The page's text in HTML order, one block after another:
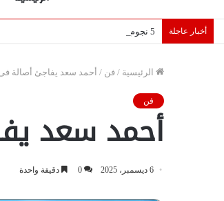
أخبار عاجلة 5 نجوم عرب يخطفون الأضواء بسوق الانتقالات الأوروبية 2026.. “رؤية” تكشف التفاصيل | إنفوجراف
الرئيسية / فن / أحمد سعد يفاجئ أصالة
فن
أحمد سعد
6 ديسمبر، 2025 0 دقيقة واحدة